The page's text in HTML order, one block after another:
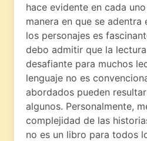
hace evidente en cada
manera en que se
los personajes es
debo admitir que la
desafiante para muchos
lenguaje no es
abordados pueden
algunos. Personalmente,
complejidad de las
no es un libro para todos